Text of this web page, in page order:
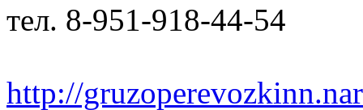
тел. 8-951-918-44-54
http://